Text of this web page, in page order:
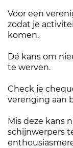
Voor een
zodat je
komen.
Dé kans om
te werven.
Check je
verenging aan
Mis deze kans
schijnwerpers